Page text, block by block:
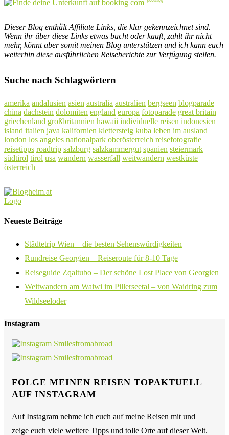
Dieser Blog enthält Affiliate Links, die klar gekennzeichnet sind.
Wenn ihr über diese Links etwas bucht oder kauft, zahlt ihr nicht
mehr, könnt aber somit meinen Blog unterstützen und ich kann euch
weiterhin diese ausführlichen Reiseberichte zur Verfügung stellen.
Suche nach Schlagwörtern
amerika andalusien asien australia australien bergseen blogparade
china dachstein dolomiten england europa fotoparade great britain
griechenland großbritannien hawaii individuelle reisen indonesien
island italien java kalifornien klettersteig kuba leben im ausland
london los angeles nationalpark oberösterreich reisefotografie
reisetipps roadtrip salzburg salzkammergut spanien steiermark
südtirol tirol usa wandern wasserfall weitwandern westküste
österreich
Neueste Beiträge
Städtetrip Wien – die besten Sehenswürdigkeiten
Rundreise Georgien – Reiseroute für 8-10 Tage
Reiseguide Zqaltubo – Der schöne Lost Place von Georgien
Weitwandern am Waiwi im Pillerseetal – von Waidring zum
Wildseeloder
Instagram
FOLGE MEINEN REISEN TOPAKTUELL
AUF INSTAGRAM
Auf Instagram nehme ich euch auf meine Reisen mit und
zeige euch viele weitere Tipps und tolle Orte auf dieser Welt.